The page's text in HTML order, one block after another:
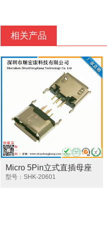
相关产品
Micro 5Pin立式直插母座
卷边/直边 弯脚脚长2.0MM
型号：SHK-20601